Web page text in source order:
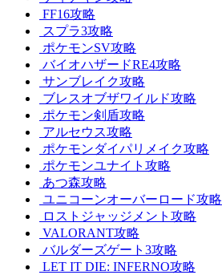
FF16攻略
スプラ3攻略
ポケモンSV攻略
バイオハザードRE4攻略
サンブレイク攻略
ブレスオブザワイルド攻略
ポケモン剣盾攻略
アルセウス攻略
ポケモンダイパリメイク攻略
ポケモンユナイト攻略
あつ森攻略
ユニコーンオーバーロード攻略
ロストジャッジメント攻略
VALORANT攻略
バルダーズゲート3攻略
LET IT DIE: INFERNO攻略